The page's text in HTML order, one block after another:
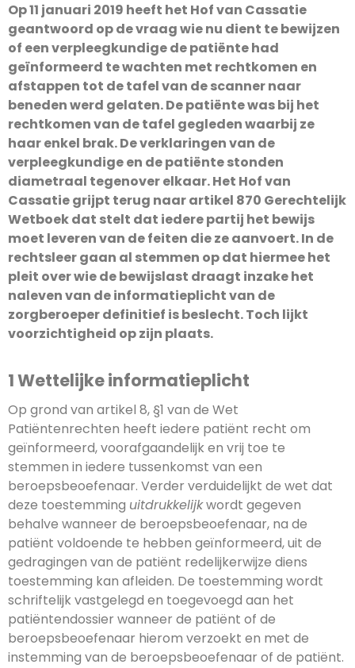
Op 11 januari 2019 heeft het Hof van Cassatie
geantwoord op de vraag wie nu dient te bewijzen
of een verpleegkundige de patiënte had
geïnformeerd te wachten met rechtkomen en
afstappen tot de tafel van de scanner naar
beneden werd gelaten. De patiënte was bij het
rechtkomen van de tafel gegleden waarbij ze
haar enkel brak. De verklaringen van de
verpleegkundige en de patiënte stonden
diametraal tegenover elkaar. Het Hof van
Cassatie grijpt terug naar artikel 870 Gerechtelijk
Wetboek dat stelt dat iedere partij het bewijs
moet leveren van de feiten die ze aanvoert. In de
rechtsleer gaan al stemmen op dat hiermee het
pleit over wie de bewijslast draagt inzake het
naleven van de informatieplicht van de
zorgberoeper definitief is beslecht. Toch lijkt
voorzichtigheid op zijn plaats.
1 Wettelijke informatieplicht
Op grond van artikel 8, §1 van de Wet
Patiëntenrechten heeft iedere patiënt recht om
geïnformeerd, voorafgaandelijk en vrij toe te
stemmen in iedere tussenkomst van een
beroepsbeoefenaar. Verder verduidelijkt de wet dat
deze toestemming uitdrukkelijkwordt gegeven
behalve wanneer de beroepsbeoefenaar, na de
patiënt voldoende te hebben geïnformeerd, uit de
gedragingen van de patiënt redelijkerwijze diens
toestemming kan afleiden. De toestemming wordt
schriftelijk vastgelegd en toegevoegd aan het
patiëntendossier wanneer de patiënt of de
beroepsbeoefenaar hierom verzoekt en met de
instemming van de beroepsbeoefenaar of de patiënt.